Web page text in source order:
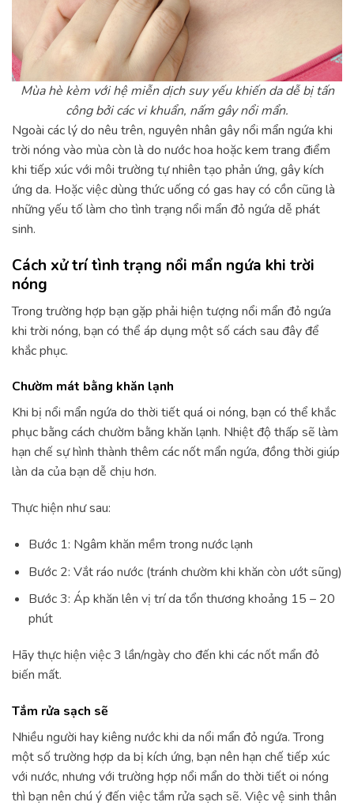
Mùa hè kèm với hệ miễn dịch suy yếu khiến da dễ bị tấn
công bởi các vi khuẩn, nấm gây nổi mẩn.
Ngoài các lý do nêu trên, nguyên nhân gây nổi mẩn ngứa khi
trời nóng vào mùa còn là do nước hoa hoặc kem trang điểm
khi tiếp xúc với môi trường tự nhiên tạo phản ứng, gây kích
ứng da. Hoặc việc dùng thức uống có gas hay có cồn cũng là
những yếu tố làm cho tình trạng nổi mẩn đỏ ngứa dễ phát
sinh.
Cách xử trí tình trạng nổi mẩn ngứa khi trời
nóng
Trong trường hợp bạn gặp phải hiện tượng nổi mẩn đỏ ngứa
khi trời nóng, bạn có thể áp dụng một số cách sau đây để
khắc phục.
Chườm mát bằng khăn lạnh
Khi bị nổi mẩn ngứa do thời tiết quá oi nóng, bạn có thể khắc
phục bằng cách chườm bằng khăn lạnh. Nhiệt độ thấp sẽ làm
hạn chế sự hình thành thêm các nốt mẩn ngứa, đồng thời giúp
làn da của bạn dễ chịu hơn.
Thực hiện như sau:
Bước 1: Ngâm khăn mềm trong nước lạnh
Bước 2: Vắt ráo nước (tránh chườm khi khăn còn ướt sũng)
Bước 3: Áp khăn lên vị trí da tổn thương khoảng 15 – 20
phút
Hãy thực hiện việc 3 lần/ngày cho đến khi các nốt mẩn đỏ
biến mất.
Tắm rửa sạch sẽ
Nhiều người hay kiêng nước khi da nổi mẩn đỏ ngứa. Trong
một số trường hợp da bị kích ứng, bạn nên hạn chế tiếp xúc
với nước, nhưng với trường hợp nổi mẩn do thời tiết oi nóng
thì bạn nên chú ý đến việc tắm rửa sạch sẽ. Việc vệ sinh thân